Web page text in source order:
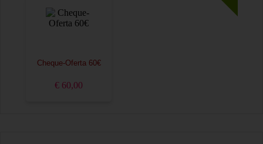
Cheque-Oferta 60€
€ 60,00